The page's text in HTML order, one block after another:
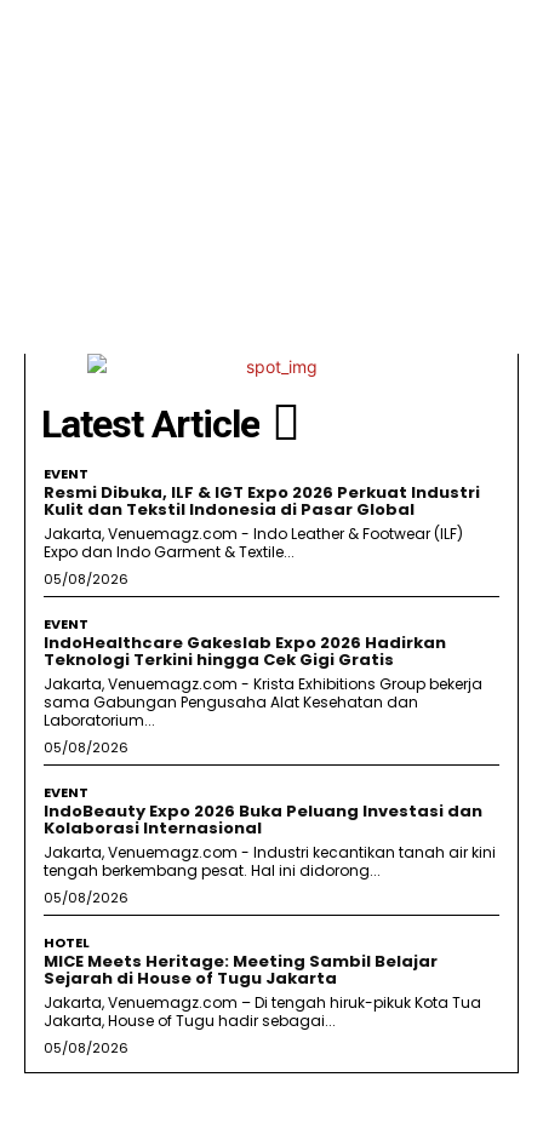
Latest Article
EVENT
Resmi Dibuka, ILF & IGT Expo 2026 Perkuat Industri
Kulit dan Tekstil Indonesia di Pasar Global
Jakarta, Venuemagz.com - Indo Leather & Footwear (ILF)
Expo dan Indo Garment & Textile...
05/08/2026
EVENT
IndoHealthcare Gakeslab Expo 2026 Hadirkan
Teknologi Terkini hingga Cek Gigi Gratis
Jakarta, Venuemagz.com - Krista Exhibitions Group bekerja
sama Gabungan Pengusaha Alat Kesehatan dan
Laboratorium...
05/08/2026
EVENT
IndoBeauty Expo 2026 Buka Peluang Investasi dan
Kolaborasi Internasional
Jakarta, Venuemagz.com - Industri kecantikan tanah air kini
tengah berkembang pesat. Hal ini didorong...
05/08/2026
HOTEL
MICE Meets Heritage: Meeting Sambil Belajar
Sejarah di House of Tugu Jakarta
Jakarta, Venuemagz.com – Di tengah hiruk-pikuk Kota Tua
Jakarta, House of Tugu hadir sebagai...
05/08/2026